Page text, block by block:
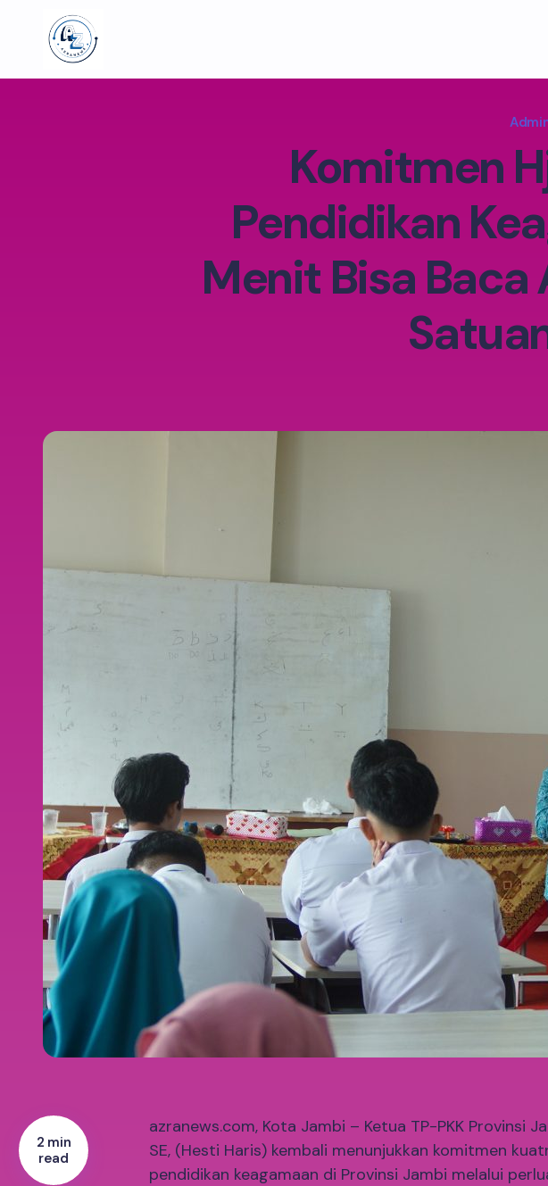
Komitmen
Pendidikan
Menit Bisa Baca
2 min
read
azranews.com, Kota Jambi – Ketua TP-PKK Provinsi
SE, (Hesti Haris) kembali menunjukkan komitmen
pendidikan keagamaan di Provinsi Jambi melalui